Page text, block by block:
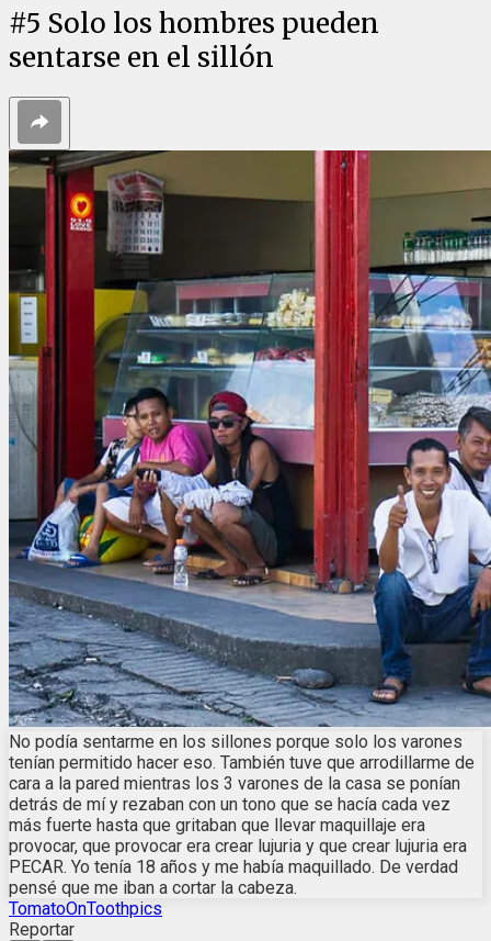
#5 Solo los hombres pueden
sentarse en el sillón
No podía sentarme en los sillones porque solo los varones
tenían permitido hacer eso. También tuve que arrodillarme de
cara a la pared mientras los 3 varones de la casa se ponían
detrás de mí y rezaban con un tono que se hacía cada vez
más fuerte hasta que gritaban que llevar maquillaje era
provocar, que provocar era crear lujuria y que crear lujuria era
PECAR. Yo tenía 18 años y me había maquillado. De verdad
pensé que me iban a cortar la cabeza.
TomatoOnToothpics
Reportar